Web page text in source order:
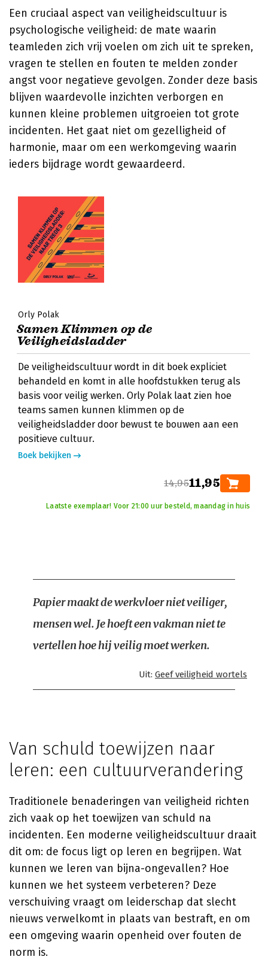
Een cruciaal aspect van veiligheidscultuur is
psychologische veiligheid: de mate waarin
teamleden zich vrij voelen om zich uit te spreken,
vragen te stellen en fouten te melden zonder
angst voor negatieve gevolgen. Zonder deze basis
blijven waardevolle inzichten verborgen en
kunnen kleine problemen uitgroeien tot grote
incidenten. Het gaat niet om gezelligheid of
harmonie, maar om een werkomgeving waarin
ieders bijdrage wordt gewaardeerd.
Orly Polak
Samen Klimmen op de
Veiligheidsladder
De veiligheidscultuur wordt in dit boek expliciet
behandeld en komt in alle hoofdstukken terug als
basis voor veilig werken. Orly Polak laat zien hoe
teams samen kunnen klimmen op de
veiligheidsladder door bewust te bouwen aan een
positieve cultuur.
Boek bekijken
14,9511,95
Laatste exemplaar! Voor 21:00 uur besteld, maandag in huis
Papier maakt de werkvloer niet veiliger,
mensen wel. Je hoeft een vakman niet te
vertellen hoe hij veilig moet werken.
Uit: Geef veiligheid wortels
Van schuld toewijzen naar
leren: een cultuurverandering
Traditionele benaderingen van veiligheid richten
zich vaak op het toewijzen van schuld na
incidenten. Een moderne veiligheidscultuur draait
dit om: de focus ligt op leren en begrijpen. Wat
kunnen we leren van bijna-ongevallen? Hoe
kunnen we het systeem verbeteren? Deze
verschuiving vraagt om leiderschap dat slecht
nieuws verwelkomt in plaats van bestraft, en om
een omgeving waarin openheid over fouten de
norm is.